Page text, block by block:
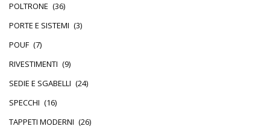
POLTRONE (36)
PORTE E SISTEMI (3)
POUF (7)
RIVESTIMENTI (9)
SEDIE E SGABELLI (24)
SPECCHI (16)
TAPPETI MODERNI (26)